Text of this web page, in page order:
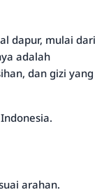
dapur, mulai dari
adalah
dan gizi yang
arahan.